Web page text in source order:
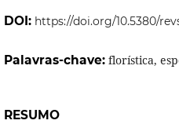
DOI: https://doi.org/10.5380/
Palavras-chave: florística,
RESUMO